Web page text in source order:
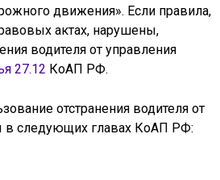
движения». Если правила,
актах, нарушены,
водителя от управления
27.12 КоАП РФ.
отстранения водителя от
в следующих главах КоАП РФ: